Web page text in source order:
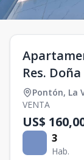
Res.
Pontón, La
VENTA
US$
3
Hab.